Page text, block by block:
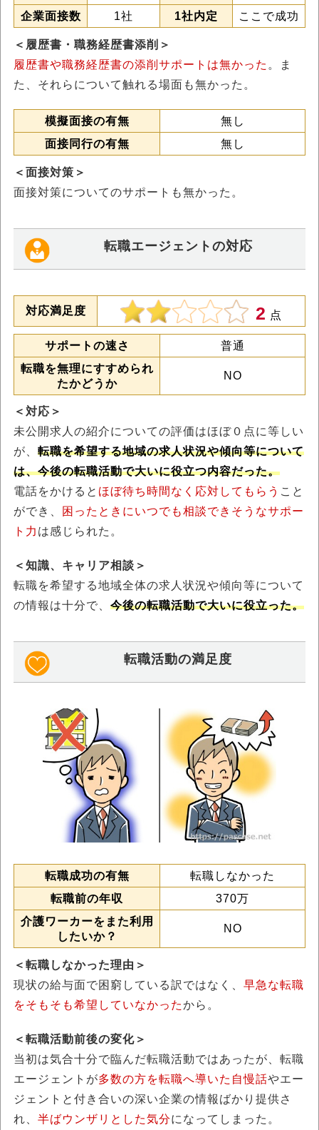
企業面接数
1社 1社内定 ここで成功
＜履歴書・職務経歴書添削＞
履歴書や職務経歴書の添削サポートは無かった 。ま
た、それらについて触れる場面も無かった。
模擬面接の有無
無し
面接同行の有無
無し
＜面接対策＞
面接対策についてのサポートも無かった。
転職エージェントの対応
対応満足度 2 点
サポートの速さ
普通
転職を無理にすすめられ
たかどうか
NO
＜対応＞
未公開求人の紹介についての評価はほぼ０点に等しい
が、 転職を希望する地域の求人状況や傾向等について
は、今後の転職活動で大いに役立つ内容だった。
電話をかけると ほぼ待ち時間なく応対してもらう こと
ができ、
困ったときにいつでも相談できそうなサポー
ト力 は感じられた。
＜知識、キャリア相談＞
転職を希望する地域全体の求人状況や傾向等について
の情報は十分で、 今後の転職活動で大いに役立った。
転職活動の満足度
転職成功の有無
転職しなかった
転職前の年収
370万
介護ワーカーをまた利用
したいか？
NO
＜転職しなかった理由＞
現状の給与面で困窮している訳ではなく、 早急な転職
をそもそも希望していなかったから。
＜転職活動前後の変化＞
当初は気合十分で臨んだ転職活動ではあったが、転職
エージェントが多数の方を転職へ導いた自慢話やエー
ジェントと付き合いの深い企業の情報ばかり提供さ
れ、 半ばウンザリとした気分になってしまった。